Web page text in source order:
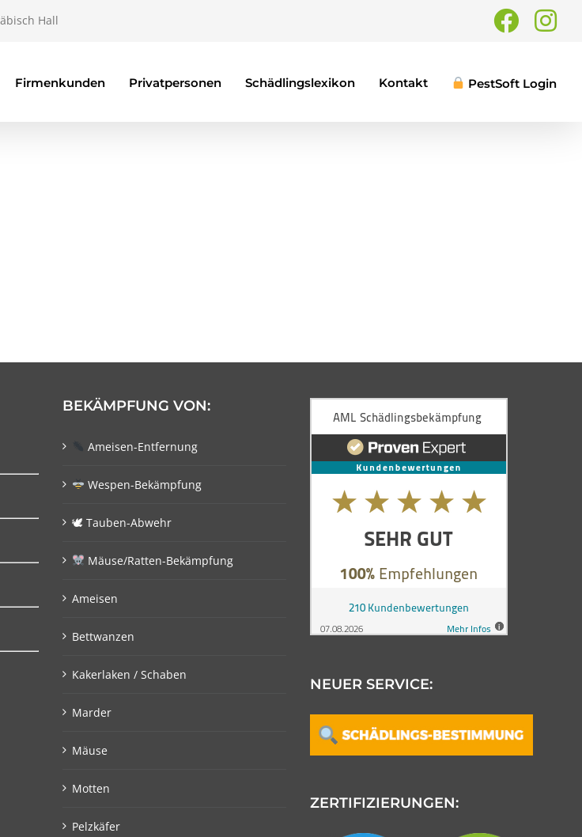
Hall
Firmenkunden Privatpersonen Schädlingslexikon Kontakt PestSoft Login
BEKÄMPFUNG VON:
Ameisen-Entfernung
Wespen-Bekämpfung
🕊 Tauben-Abwehr
Mäuse/Ratten-Bekämpfung
Ameisen
Bettwanzen
Kakerlaken / Schaben
Marder
Mäuse
Motten
Pelzkäfer
NEUER SERVICE:
ZERTIFIZIERUNGEN: